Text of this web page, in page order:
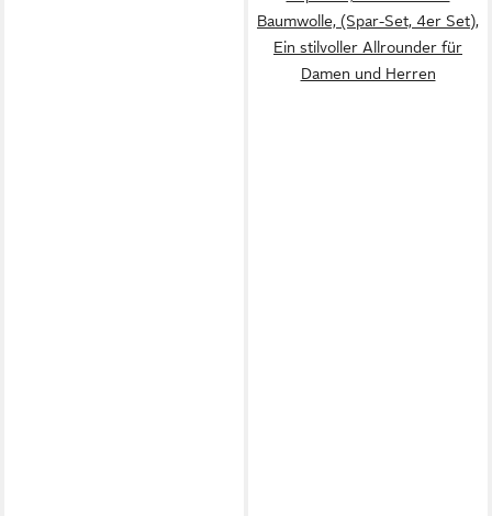
Baumwolle, (Spar-Set, 4er Set),
Ein stilvoller Allrounder für
Damen und Herren